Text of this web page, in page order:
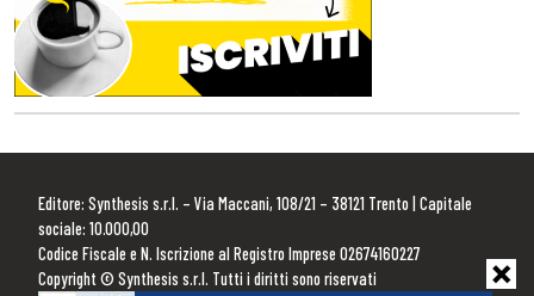
Editore: Synthesis s.r.l. – Via Maccani, 108/21 – 38121 Trento | Capitale
sociale: 10.000,00
Codice Fiscale e N. Iscrizione al Registro Imprese 02674160227
Copyright © Synthesis s.r.l. Tutti i diritti sono riservati